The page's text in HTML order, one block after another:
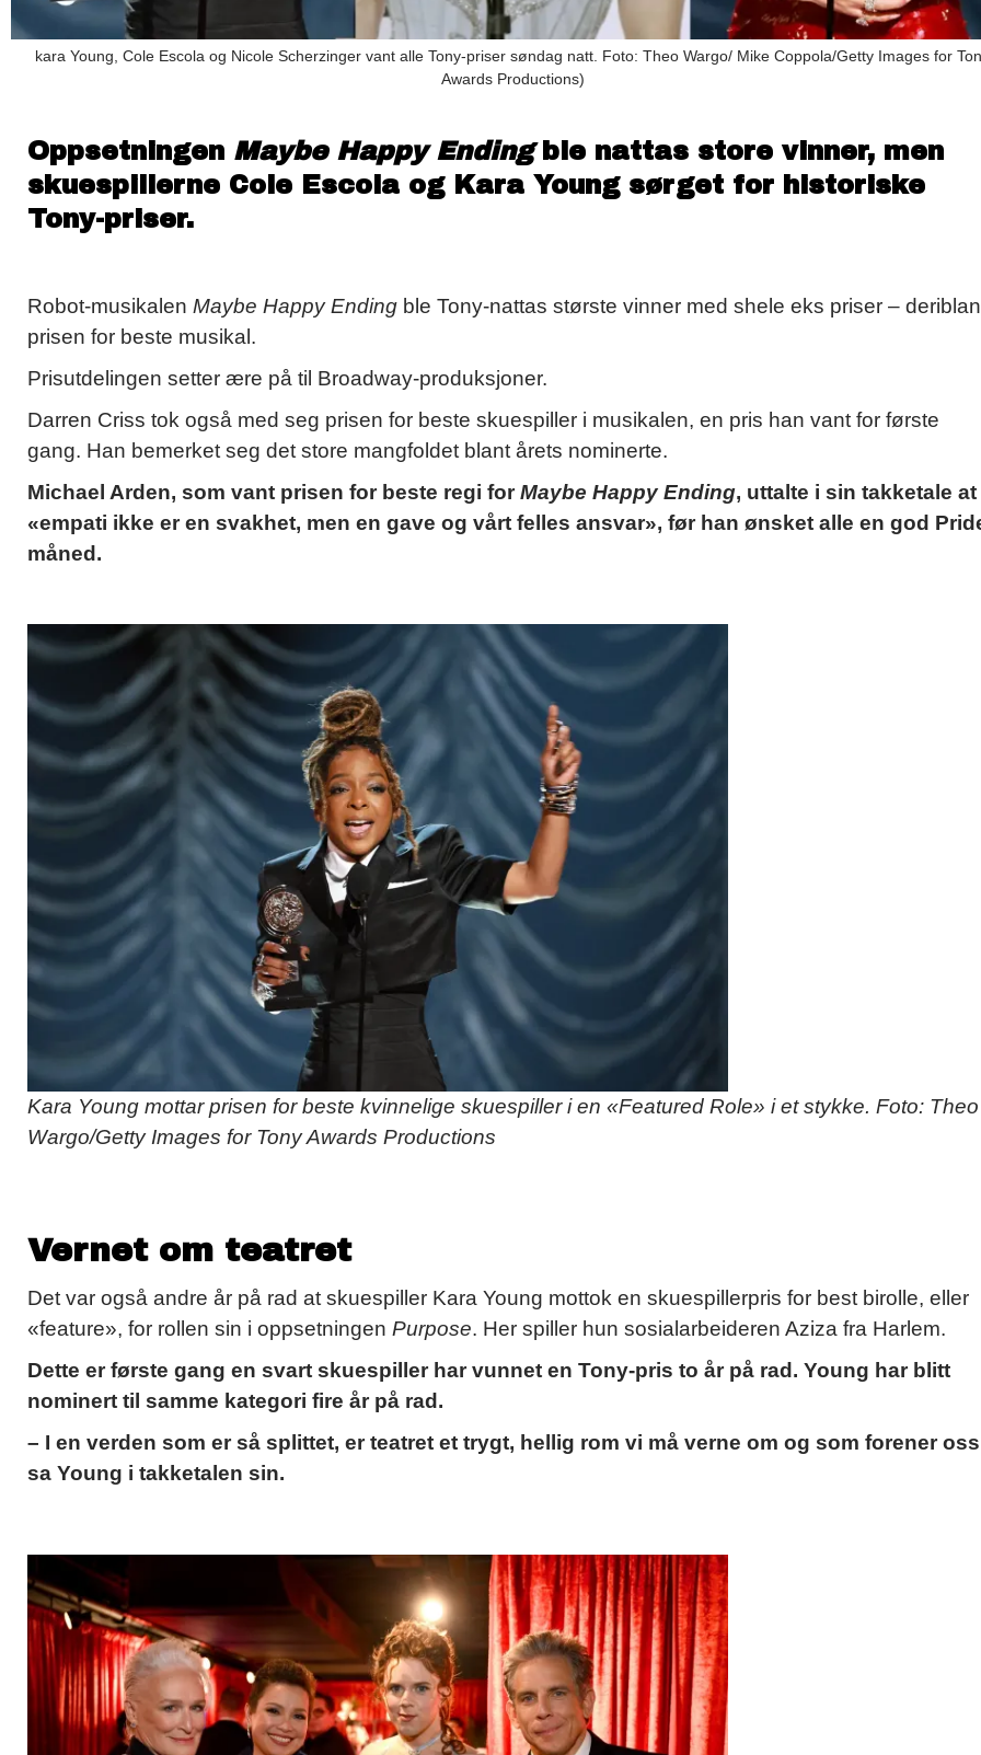
kara Young, Cole Escola og Nicole Scherzinger vant alle Tony-priser søndag natt. Foto: Theo Wargo/ Mike Coppola/Getty Images for
Awards Productions)
Oppsetningen Maybe Happy Endingble nattas store vinner, men
skuespillerne Cole Escola og Kara Young sørget for historiske
Tony-priser.
Robot-musikalen Maybe Happy Ending ble Tony-nattas største vinner med shele eks priser –
prisen for beste musikal.
Prisutdelingen setter ære på til Broadway-produksjoner.
Darren Criss tok også med seg prisen for beste skuespiller i musikalen, en pris han vant for første
gang. Han bemerket seg det store mangfoldet blant årets nominerte.
Michael Arden, som vant prisen for beste regi forMaybe Happy Ending, uttalte i sin takketale at
«empati ikke er en svakhet, men en gave og vårt felles ansvar», før han ønsket alle en god
måned.
Kara Young mottar prisen for beste kvinnelige skuespiller i en «Featured Role» i et stykke. Foto: Theo
Wargo/Getty Images for Tony Awards Productions
Vernet om teatret
Det var også andre år på rad at skuespiller Kara Young mottok en skuespillerpris for best birolle, eller
«feature», for rollen sin i oppsetningen Purpose. Her spiller hun sosialarbeideren Aziza fra Harlem.
Dette er første gang en svart skuespiller har vunnet en Tony-pris to år på rad. Young har blitt
nominert til samme kategori fire år på rad.
– I en verden som er så splittet, er teatret et trygt, hellig rom vi må verne om og som forener
sa Young i takketalen sin.